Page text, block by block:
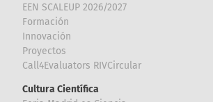
EEN SCALEUP 2026/2027
Formación
Innovación
Proyectos
Call4Evaluators RIVCircular
Cultura Científica